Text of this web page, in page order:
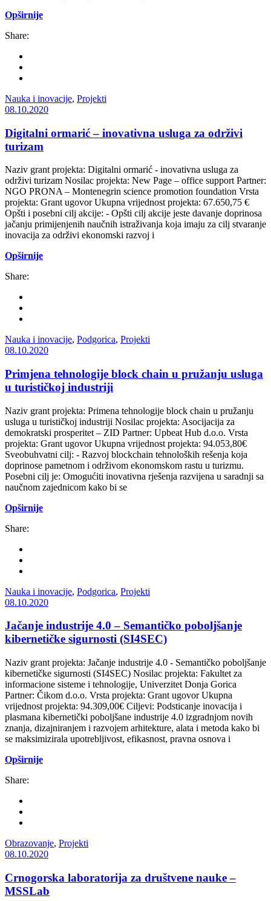
Opširnije
Share:
Nauka i inovacije, Projekti
08.10.2020
Digitalni ormarić – inovativna usluga za održivi
turizam
Naziv grant projekta: Digitalni ormarić - inovativna usluga za
održivi turizam Nosilac projekta: New Page – office support Partner:
NGO PRONA – Montenegrin science promotion foundation Vrsta
projekta: Grant ugovor Ukupna vrijednost projekta: 67.650,75 €
Opšti i posebni cilj akcije: - Opšti cilj akcije jeste davanje doprinosa
jačanju primijenjenih naučnih istraživanja koja imaju za cilj stvaranje
inovacija za održivi ekonomski razvoj i
Opširnije
Share:
Nauka i inovacije, Podgorica, Projekti
08.10.2020
Primjena tehnologije block chain u pružanju usluga
u turističkoj industriji
Naziv grant projekta: Primena tehnologije block chain u pružanju
usluga u turističkoj industriji Nosilac projekta: Asocijacija za
demokratski prosperitet – ZID Partner: Upbeat Hub d.o.o. Vrsta
projekta: Grant ugovor Ukupna vrijednost projekta: 94.053,80€
Sveobuhvatni cilj: - Razvoj blockchain tehnoloških rešenja koja
doprinose pametnom i održivom ekonomskom rastu u turizmu.
Posebni cilj je: Omogućiti inovativna rješenja razvijena u saradnji sa
naučnom zajednicom kako bi se
Opširnije
Share:
Nauka i inovacije, Podgorica, Projekti
08.10.2020
Jačanje industrije 4.0 – Semantičko poboljšanje
kibernetičke sigurnosti (SI4SEC)
Naziv grant projekta: Jačanje industrije 4.0 - Semantičko poboljšanje
kibernetičke sigurnosti (SI4SEC) Nosilac projekta: Fakultet za
informacione sisteme i tehnologije, Univerzitet Donja Gorica
Partner: Čikom d.o.o. Vrsta projekta: Grant ugovor Ukupna
vrijednost projekta: 94.309,00€ Ciljevi: Podsticanje inovacija i
plasmana kibernetički poboljšane industrije 4.0 izgradnjom novih
znanja, dizajniranjem i razvojem arhitekture, alata i metoda kako bi
se maksimizirala upotrebljivost, efikasnost, pravna osnova i
Opširnije
Share:
Obrazovanje, Projekti
08.10.2020
Crnogorska laboratorija za društvene nauke –
MSSLab